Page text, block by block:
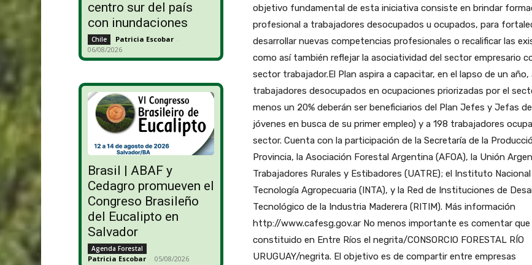
centro sur del país
con inundaciones
Chile Patricia Escobar -
06/08/2026
Brasil | ABAF y
Cedagro promueven el
Congreso Brasileño
del Eucalipto en
Salvador
Agenda Forestal
Patricia Escobar - 05/08/2026
objetivo fundamental de esta iniciativa consiste en brindar
profesional a trabajadores desocupados u ocupados, para
desarrollar nuevas competencias profesionales o recalificar las
como así también reflejar la asociatividad del sector empresario
sector trabajador.El Plan aspira a capacitar, en el lapso de un año,
trabajadores desocupados en ocupaciones priorizadas por el
menos un 20% deberán ser beneficiarios del Plan Jefes y Jefas
jóvenes en busca de su primer empleo) y a 198 trabajadores
sector. Cuenta con la participación de la Secretaría de la
Provincia, la Asociación Forestal Argentina (AFOA), la Unión
Trabajadores Rurales y Estibadores (UATRE); el Instituto Nacional
Tecnología Agropecuaria (INTA), y la Red de Instituciones de
Tecnológico de la Industria Maderera (RITIM). Más información
http://www.cafesg.gov.ar No menos importante es comentar que
constituido en Entre Ríos el negrita/CONSORCIO FORESTAL RÍO
URUGUAY/negrita. El objetivo es de compartir entre empresas